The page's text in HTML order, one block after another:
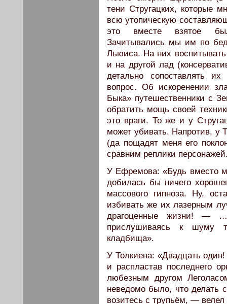
тени Стругацких, которые
всю утопическую
это вместе взятое
Зачитывались мы им по
Льюиса. На них
и на другой лад
детально сопоставлять
вопрос. Об искоренении
Быка» путешественники с
обратить мощь своей
это враги. То же и у
может убивать. Напротив, у
(да пощадят меня его
сравним реплики
У Ефремова: «Будь вместо
добилась бы ничего
массового гипноза. Ну,
избивать же их лазерным
драгоценные жизни! —
прислушиваясь к шуму
кладбища».
У Толкиена: «Двадцать
и распластав последнего
любезным другом
неведомо было, что делать
возитесь с трупьём, —